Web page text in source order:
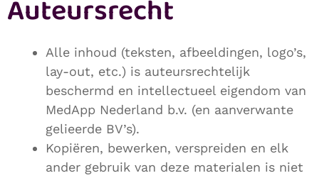
Auteursrecht
Alle inhoud (teksten, afbeeldingen, logo’s,
lay-out, etc.) is auteursrechtelijk
beschermd en intellectueel eigendom van
MedApp Nederland b.v. (en aanverwante
gelieerde BV’s).
Kopiëren, bewerken, verspreiden en elk
ander gebruik van deze materialen is niet